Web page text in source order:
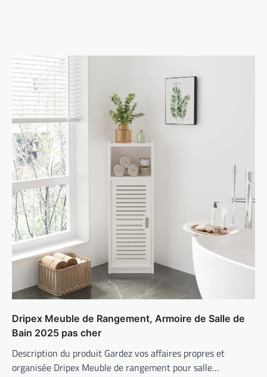
Dripex Meuble de Rangement, Armoire de Salle de
Bain 2025 pas cher
Description du produit Gardez vos affaires propres et
organisée Dripex Meuble de rangement pour salle…